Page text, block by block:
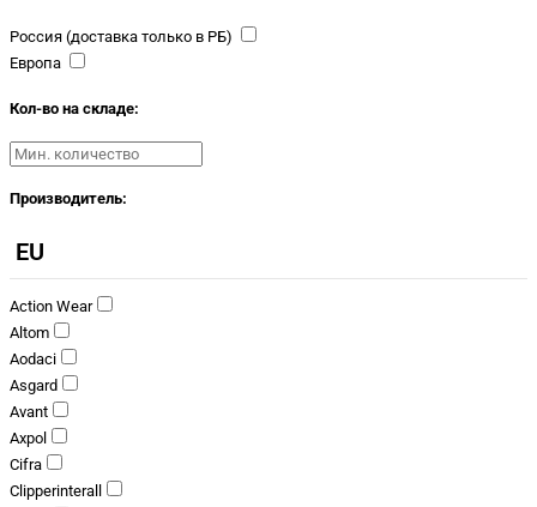
Россия (доставка только в РБ)
Европа
Кол-во на складе:
Производитель:
EU
Action Wear
Altom
Aodaci
Asgard
Avant
Axpol
Cifra
Clipperinterall